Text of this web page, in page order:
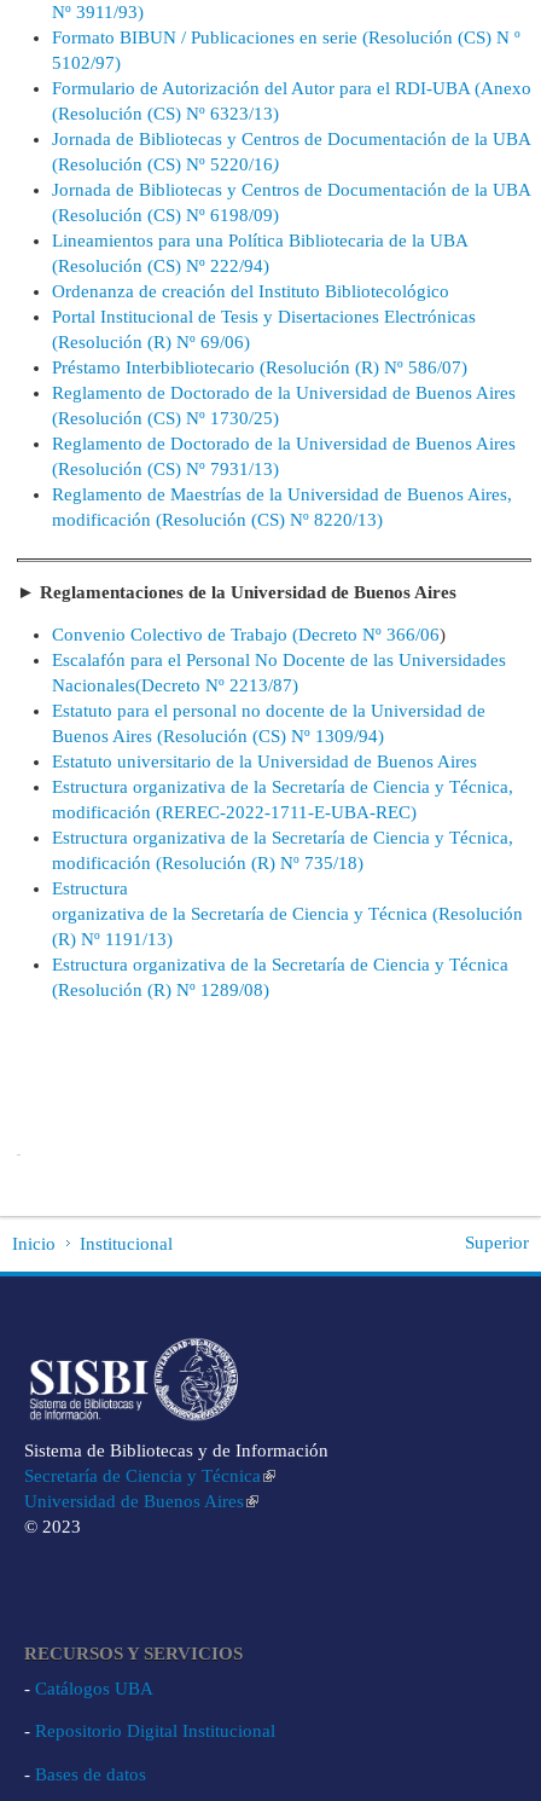
Nº 3911/93)
Formato BIBUN / Publicaciones en serie (Resolución (CS) N º
5102/97)
Formulario de Autorización del Autor para el RDI-UBA (Anexo
(Resolución (CS) Nº 6323/13)
Jornada de Bibliotecas y Centros de Documentación de la UBA
(Resolución (CS) Nº 5220/16)
Jornada de Bibliotecas y Centros de Documentación de la UBA
(Resolución (CS) Nº 6198/09)
Lineamientos para una Política Bibliotecaria de la UBA
(Resolución (CS) Nº 222/94)
Ordenanza de creación del Instituto Bibliotecológico
Portal Institucional de Tesis y Disertaciones Electrónicas
(Resolución (R) Nº 69/06)
Préstamo Interbibliotecario (Resolución (R) Nº 586/07)
Reglamento de Doctorado de la Universidad de Buenos Aires
(Resolución (CS) Nº 1730/25)
Reglamento de Doctorado de la Universidad de Buenos Aires
(Resolución (CS) Nº 7931/13)
Reglamento de Maestrías de la Universidad de Buenos Aires,
modificación (Resolución (CS) Nº 8220/13)
► Reglamentaciones de la Universidad de Buenos Aires
Convenio Colectivo de Trabajo (Decreto Nº 366/06)
Escalafón para el Personal No Docente de las Universidades
Nacionales(Decreto Nº 2213/87)
Estatuto para el personal no docente de la Universidad de
Buenos Aires (Resolución (CS) Nº 1309/94)
Estatuto universitario de la Universidad de Buenos Aires
Estructura organizativa de la Secretaría de Ciencia y Técnica,
modificación (REREC-2022-1711-E-UBA-REC)
Estructura organizativa de la Secretaría de Ciencia y Técnica,
modificación (Resolución (R) Nº 735/18)
Estructura
organizativa de la Secretaría de Ciencia y Técnica (Resolución
(R) Nº 1191/13)
Estructura organizativa de la Secretaría de Ciencia y Técnica
(Resolución (R) Nº 1289/08)
Inicio Institucional Superior
Sistema de Bibliotecas y de Información
Secretaría de Ciencia y Técnica
Universidad de Buenos Aires
© 2023
RECURSOS Y SERVICIOS
- Catálogos UBA
- Repositorio Digital Institucional
- Bases de datos